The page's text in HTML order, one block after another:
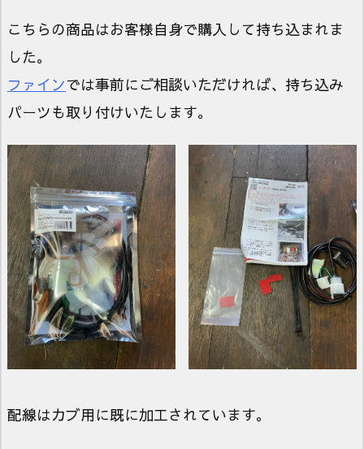
こちらの商品はお客様自身で購入して持ち込まれま
した。
ファインでは事前にご相談いただければ、持ち込み
パーツも取り付けいたします。
配線はカブ用に既に加工されています。